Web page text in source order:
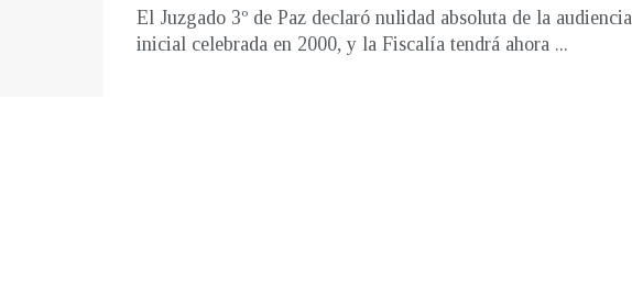
El Juzgado 3º de Paz declaró nulidad absoluta de la audiencia
inicial celebrada en 2000, y la Fiscalía tendrá ahora ...